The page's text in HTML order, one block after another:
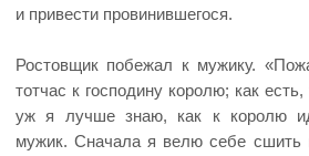
и привести провинившегося.
Ростовщик побежал к мужику.
тотчас к господину королю; как
уж я лучше знаю, как к королю
мужик. Сначала я велю себе сшить